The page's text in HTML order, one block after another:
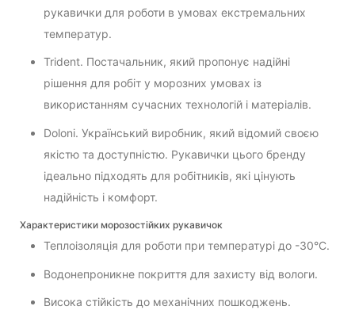
рукавички для роботи в умовах екстремальних
температур.
Trident. Постачальник, який пропонує надійні
рішення для робіт у морозних умовах із
використанням сучасних технологій і матеріалів.
Doloni. Український виробник, який відомий своєю
якістю та доступністю. Рукавички цього бренду
ідеально підходять для робітників, які цінують
надійність і комфорт.
Характеристики морозостійких рукавичок
Теплоізоляція для роботи при температурі до -30°C.
Водонепроникне покриття для захисту від вологи.
Висока стійкість до механічних пошкоджень.